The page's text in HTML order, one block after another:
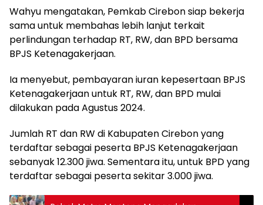
Wahyu mengatakan, Pemkab Cirebon siap bekerja
sama untuk membahas lebih lanjut terkait
perlindungan terhadap RT, RW, dan BPD bersama
BPJS Ketenagakerjaan.
Ia menyebut, pembayaran iuran kepesertaan BPJS
Ketenagakerjaan untuk RT, RW, dan BPD mulai
dilakukan pada Agustus 2024.
Jumlah RT dan RW di Kabupaten Cirebon yang
terdaftar sebagai peserta BPJS Ketenagakerjaan
sebanyak 12.300 jiwa. Sementara itu, untuk BPD yang
terdaftar sebagai peserta sekitar 3.000 jiwa.